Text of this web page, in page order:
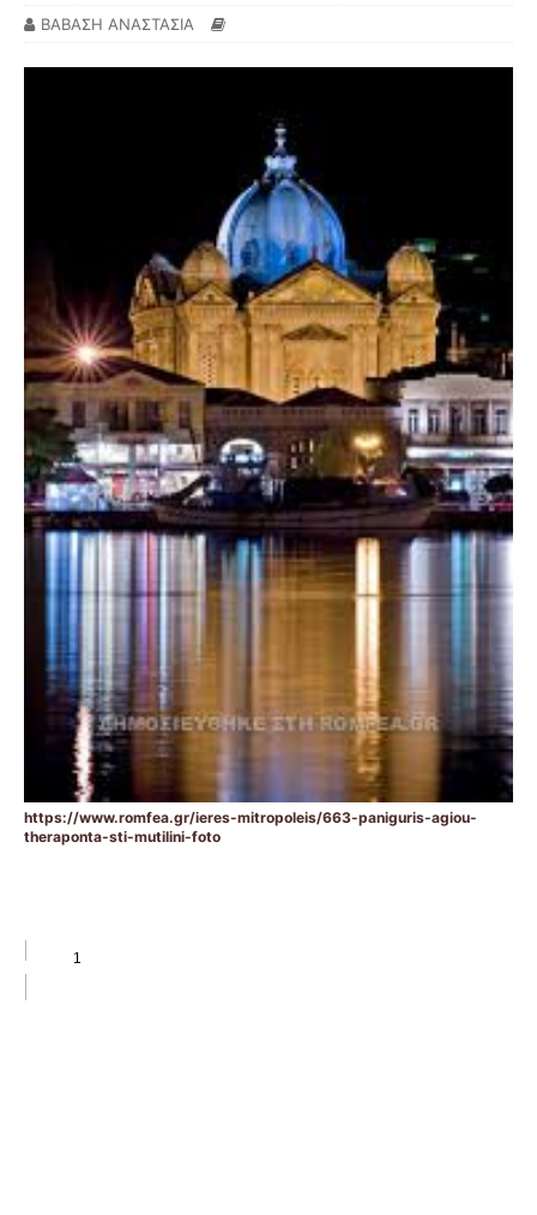
ΒΑΒΑΣΗ ΑΝΑΣΤΑΣΙΑ
https://www.romfea.gr/ieres-mitropoleis/663-paniguris-agiou-
theraponta-sti-mutilini-foto